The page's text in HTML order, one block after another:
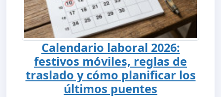
Calendario laboral 2026:
festivos móviles, reglas de
traslado y cómo planificar los
últimos puentes